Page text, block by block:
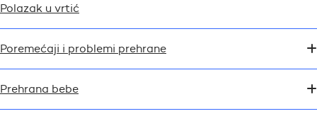
Polazak u vrtić
Poremećaji i problemi prehrane
Prehrana bebe